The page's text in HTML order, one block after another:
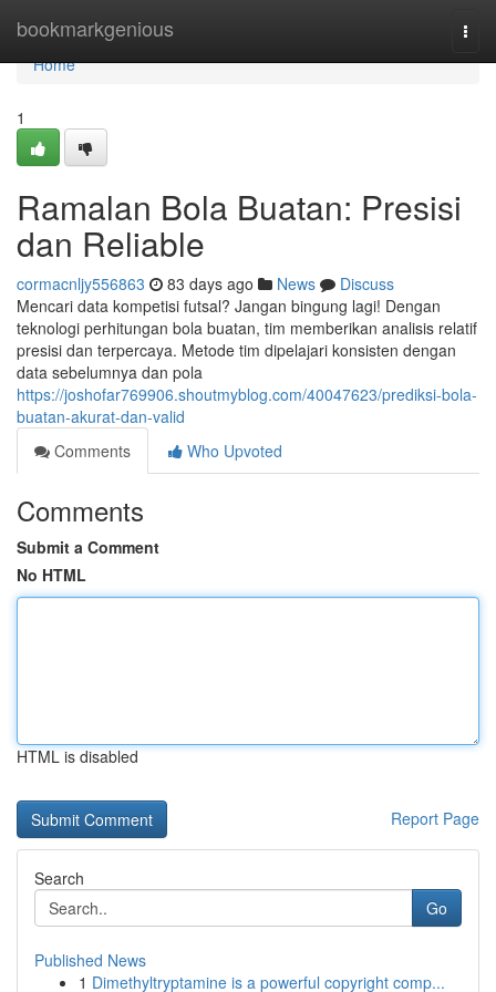
bookmarkgenious
Home
Home
1
Ramalan Bola Buatan: Presisi
dan Reliable
cormacnljy556863 83 days ago News
Discuss
Mencari data kompetisi futsal? Jangan bingung lagi! Dengan
teknologi perhitungan bola buatan, tim memberikan analisis relatif
presisi dan terpercaya. Metode tim dipelajari konsisten dengan
data sebelumnya dan pola
https://joshofar769906.shoutmyblog.com/40047623/prediksi-bola-
buatan-akurat-dan-valid
Comments
Who Upvoted
Comments
Submit a Comment
No HTML
HTML is disabled
Report Page
Search
Go
Published News
1 Dimethyltryptamine is a powerful copyright comp...